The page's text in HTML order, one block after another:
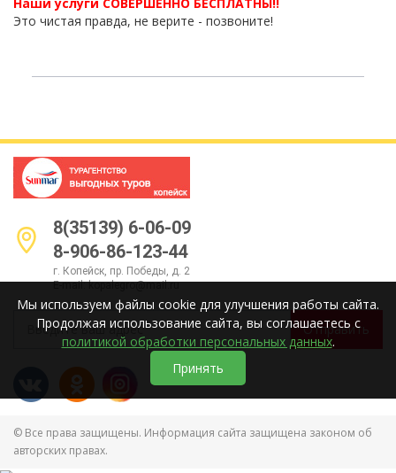
Это чистая правда, не верите - позвоните!
8(35139) 6-06-09
8-906-86-123-44
г. Копейск, пр. Победы, д. 2
E-mail:kopalegro@mail.ru
Отправить
© Все права защищены. Информация сайта защищена законом об
авторских правах.
Мы используем файлы cookie для улучшения работы сайта.
Продолжая использование сайта, вы соглашаетесь с
политикой обработки персональных данных.
Принять